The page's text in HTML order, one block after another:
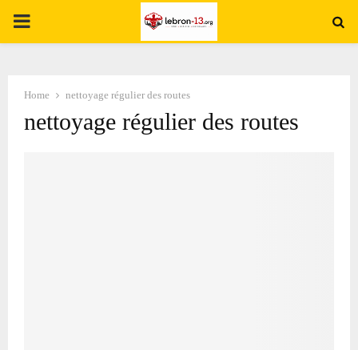
PRIMARY
Home nettoyage régulier des routes
nettoyage régulier des routes